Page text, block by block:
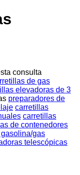
consulta
de gas
elevadoras de 3
preparadores de
carretillas
carretillas
de contenedores
gas
telescópicas